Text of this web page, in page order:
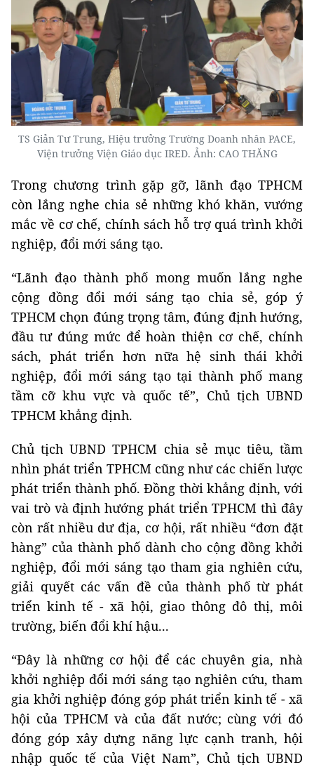
TS Giản Tư Trung, Hiệu trưởng Trường Doanh nhân PACE,
Viện trưởng Viện Giáo dục IRED. Ảnh: CAO THĂNG
Trong chương trình gặp gỡ, lãnh đạo TPHCM
còn lắng nghe chia sẻ những khó khăn, vướng
mắc về cơ chế, chính sách hỗ trợ quá trình khởi
nghiệp, đổi mới sáng tạo.
“Lãnh đạo thành phố mong muốn lắng nghe
cộng đồng đổi mới sáng tạo chia sẻ, góp ý
TPHCM chọn đúng trọng tâm, đúng định hướng,
đầu tư đúng mức để hoàn thiện cơ chế, chính
sách, phát triển hơn nữa hệ sinh thái khởi
nghiệp, đổi mới sáng tạo tại thành phố mang
tầm cỡ khu vực và quốc tế”, Chủ tịch UBND
TPHCM khẳng định.
Chủ tịch UBND TPHCM chia sẻ mục tiêu, tầm
nhìn phát triển TPHCM cũng như các chiến lược
phát triển thành phố. Đồng thời khẳng định, với
vai trò và định hướng phát triển TPHCM thì đây
còn rất nhiều dư địa, cơ hội, rất nhiều “đơn đặt
hàng” của thành phố dành cho cộng đồng khởi
nghiệp, đổi mới sáng tạo tham gia nghiên cứu,
giải quyết các vấn đề của thành phố từ phát
triển kinh tế - xã hội, giao thông đô thị, môi
trường, biến đổi khí hậu...
“Đây là những cơ hội để các chuyên gia, nhà
khởi nghiệp đổi mới sáng tạo nghiên cứu, tham
gia khởi nghiệp đóng góp phát triển kinh tế - xã
hội của TPHCM và của đất nước; cùng với đó
đóng góp xây dựng năng lực cạnh tranh, hội
nhập quốc tế của Việt Nam”, Chủ tịch UBND